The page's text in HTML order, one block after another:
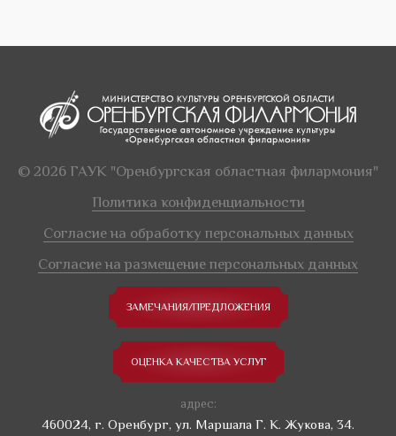
© 2026 ГАУК "Оренбургская областная филармония"
Политика конфиденциальности
Согласие на обработку персональных данных
Согласие на размещение персональных данных
ЗАМЕЧАНИЯ/ПРЕДЛОЖЕНИЯ
ОЦЕНКА КАЧЕСТВА УСЛУГ
адрес:
460024, г. Оренбург, ул. Маршала Г. К. Жукова, 34.